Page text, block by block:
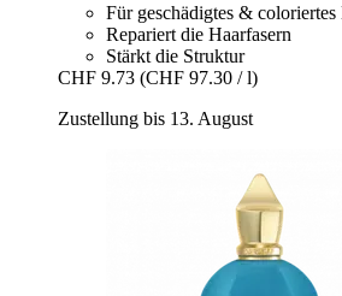
Für geschädigtes & coloriertes
Repariert die Haarfasern
Stärkt die Struktur
CHF 9.73 (CHF 97.30 / l)
Zustellung bis 13. August